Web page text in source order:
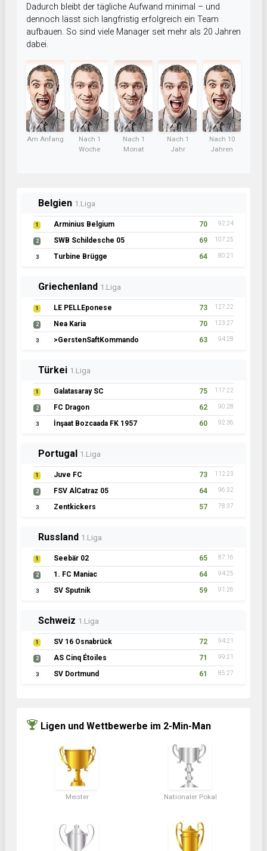
Dadurch bleibt der tägliche Aufwand minimal – und
dennoch lässt sich langfristig erfolgreich ein Team
aufbauen. So sind viele Manager seit mehr als 20 Jahren
dabei.
Am Anfang
Nach 1
Woche
Nach 1
Monat
Nach 1
Jahr
Nach 10
Jahren
Belgien 1.Liga
1 Arminius Belgium 70 92:24
2 SWB Schildesche 05 69 107:25
3 Turbine Brügge 64 80:21
Griechenland 1.Liga
1 LE PELLEponese 73 127:22
2 Nea Karia 70 123:27
3 >GerstenSaftKommando 63 94:28
Türkei 1.Liga
1 Galatasaray SC 75 117:22
2 FC Dragon 62 90:28
3 İnşaat Bozcaada FK 1957 60 92:36
Portugal 1.Liga
1 Juve FC 73 112:23
2 FSV AlCatraz 05 64 96:32
3 Zentkickers 57 78:37
Russland 1.Liga
1 Seebär 02 65 87:16
2 1. FC Maniac 64 94:25
3 SV Sputnik 59 91:26
Schweiz 1.Liga
1 SV 16 Osnabrück 72 94:21
2 AS Cinq Étoiles 71 99:21
3 SV Dortmund 61 85:27
Ligen und Wettbewerbe im 2-Min-Man
Meister Nationaler Pokal